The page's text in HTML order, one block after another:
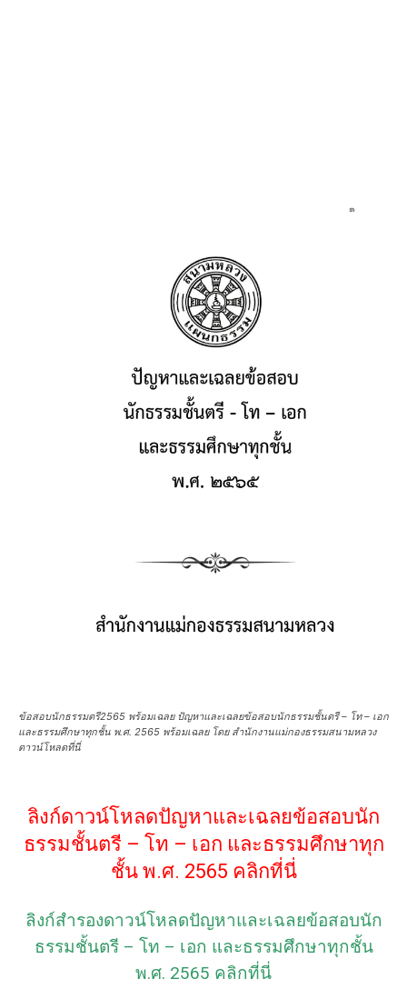
ข้อสอบนักธรรมตรี2565 พร้อมเฉลย ปัญหาและเฉลยข้อสอบนักธรรมชั้นตรี – โท – เอก
และธรรมศึกษาทุกชั้น พ.ศ. 2565 พร้อมเฉลย โดย สำนักงานแม่กองธรรมสนามหลวง
ดาวน์โหลดที่นี่
ลิงก์ดาวน์โหลดปัญหาและเฉลยข้อสอบนัก
ธรรมชั้นตรี – โท – เอก และธรรมศึกษาทุก
ชั้น พ.ศ. 2565 คลิกที่นี่
ลิงก์สำรองดาวน์โหลดปัญหาและเฉลยข้อสอบนัก
ธรรมชั้นตรี – โท – เอก และธรรมศึกษาทุกชั้น
พ.ศ. 2565 คลิกที่นี่